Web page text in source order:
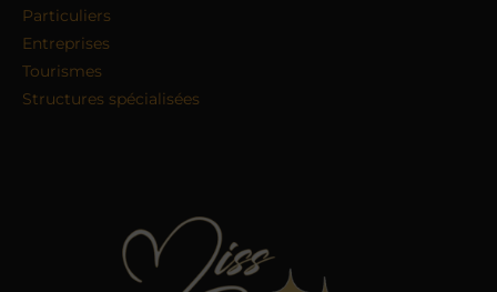
Particuliers
Entreprises
Tourismes
Structures spécialisées